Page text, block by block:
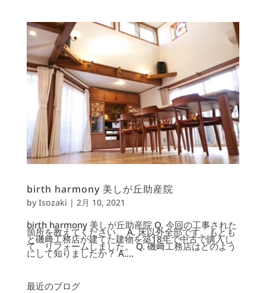
birth harmony 美しが丘助産院
byIsozaki | 2月 10, 2021
birth harmony 美しが丘助産院 Q. 今回の工事された
箇所を教えてください。 A. 床以外全部です。もとも
と磯﨑工務店が建てた建物を築18年で中古で購入し
て、リフォームしました。 Q. 磯﨑工務店はどのよう
にして知りましたか？ A....
最近のブログ